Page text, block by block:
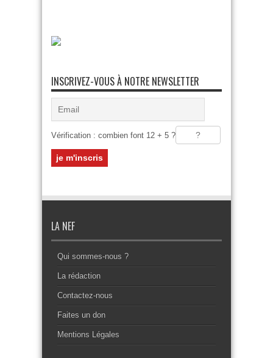
INSCRIVEZ-VOUS À NOTRE NEWSLETTER
Vérification : combien font 12 + 5 ?
LA NEF
Qui sommes-nous ?
La rédaction
Contactez-nous
Faites un don
Mentions Légales